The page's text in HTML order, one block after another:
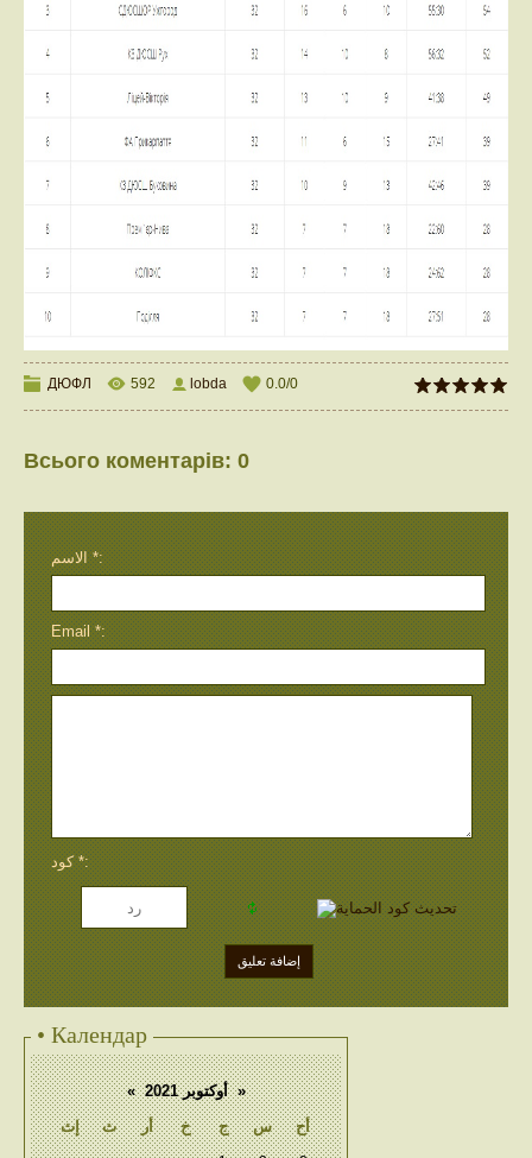
ДЮФЛ 592 lobda 0.0/0
Всього коментарів: 0
الاسم *:
Email *:
كود *:
• Календар
« أوكتوبر 2021
»
إث
ث أر خ ج س أح